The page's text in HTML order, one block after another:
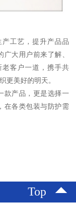
工艺，提升产品品
大用户前来了解、
客户一道，携手共
更美好的明天。
款产品，更是选择一
在各类包装与防护需
Top